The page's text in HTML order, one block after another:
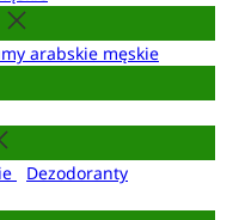
arabskie męskie
Dezodoranty